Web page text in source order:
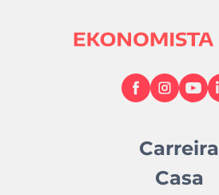
Carreira
Casa